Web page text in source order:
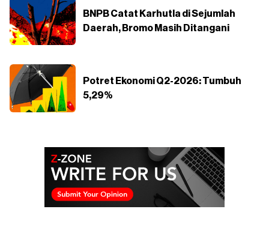
BNPB Catat Karhutla di Sejumlah
Daerah, Bromo Masih Ditangani
Potret Ekonomi Q2-2026: Tumbuh
5,29%